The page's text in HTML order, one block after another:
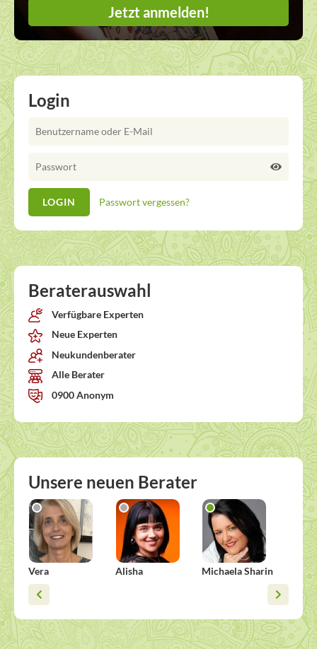
Jetzt anmelden!
Login
Passwort vergessen?
Beraterauswahl
Verfügbare Experten
Neue Experten
Neukundenberater
Alle Berater
0900 Anonym
Unsere neuen Berater
Vera Alisha Michaela Sharin